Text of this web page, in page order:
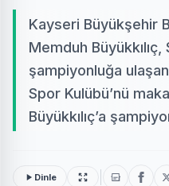
Kayseri Büyükşehir
Memduh
şampiyonluğa
Spor Kulübü’nü
Büyükkılıç’a
Dinle